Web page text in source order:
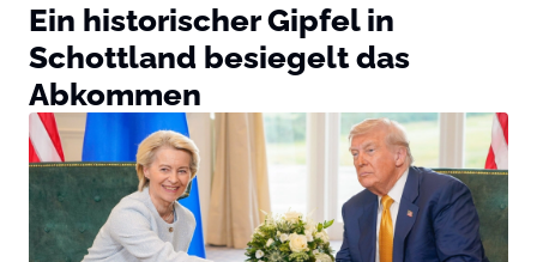
Ein historischer Gipfel in
Schottland besiegelt das
Abkommen